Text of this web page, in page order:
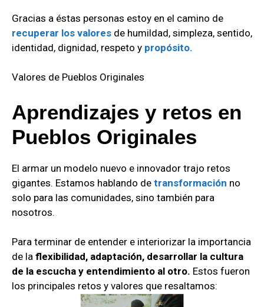
Gracias a éstas personas estoy en el camino de
recuperar los valores de humildad, simpleza, sentido,
identidad, dignidad, respeto y propósito.
Valores de Pueblos Originales
Aprendizajes y retos en
Pueblos Originales
El armar un modelo nuevo e innovador trajo retos
gigantes. Estamos hablando de transformación no
solo para las comunidades, sino también para
nosotros.
Para terminar de entender e interiorizar la importancia
de la flexibilidad, adaptación, desarrollar la cultura
de la escucha y entendimiento al otro. Estos fueron
los principales retos y valores que resaltamos: